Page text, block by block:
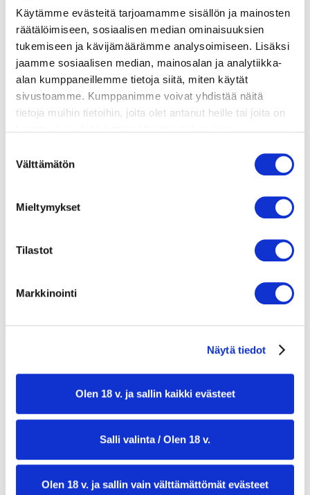
Käytämme evästeitä tarjoamamme sisällön ja mainosten
räätälöimiseen, sosiaalisen median ominaisuuksien
tukemiseen ja kävijämäärämme analysoimiseen. Lisäksi
jaamme sosiaalisen median, mainosalan ja analytiikka-
alan kumppaneillemme tietoja siitä, miten käytät
sivustoamme. Kumppanimme voivat yhdistää näitä
tietoja muihin tietoihin, joita olet antanut heille tai joita on
tai vanhempi. Vahvista ikäsi käyttääksesi sivustoa.
valinta
Välttämätön
Mieltymykset
Tilastot
Markkinointi
Näytä tiedot
Olen 18 v. ja sallin kaikki evästeet
Salli valinta / Olen 18 v.
Olen 18 v. ja sallin vain välttämättömät evästeet
ainekset
valmistusohje
lisätietoja
400 g broilersuikaleita
1/2 kurkku
1 tlk (410 g) Pirkka persikkaviipaleita sokeriliemessä
Kastike
ripaus suolaa
ripaus mustapippuria